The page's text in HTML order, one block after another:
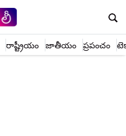
రాష్ట్రీయం జాతీయం ప్రపంచం